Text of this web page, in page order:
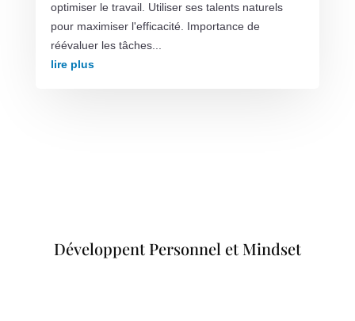
optimiser le travail. Utiliser ses talents naturels
pour maximiser l'efficacité. Importance de
réévaluer les tâches...
lire plus
Développent Personnel et Mindset